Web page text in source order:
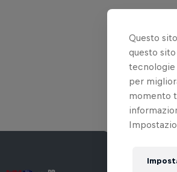
Questo
questo
tecnologie
per
momento